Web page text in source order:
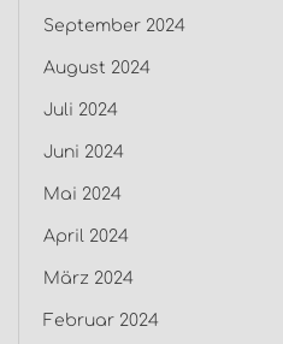
September 2024
August 2024
Juli 2024
Juni 2024
Mai 2024
April 2024
März 2024
Februar 2024